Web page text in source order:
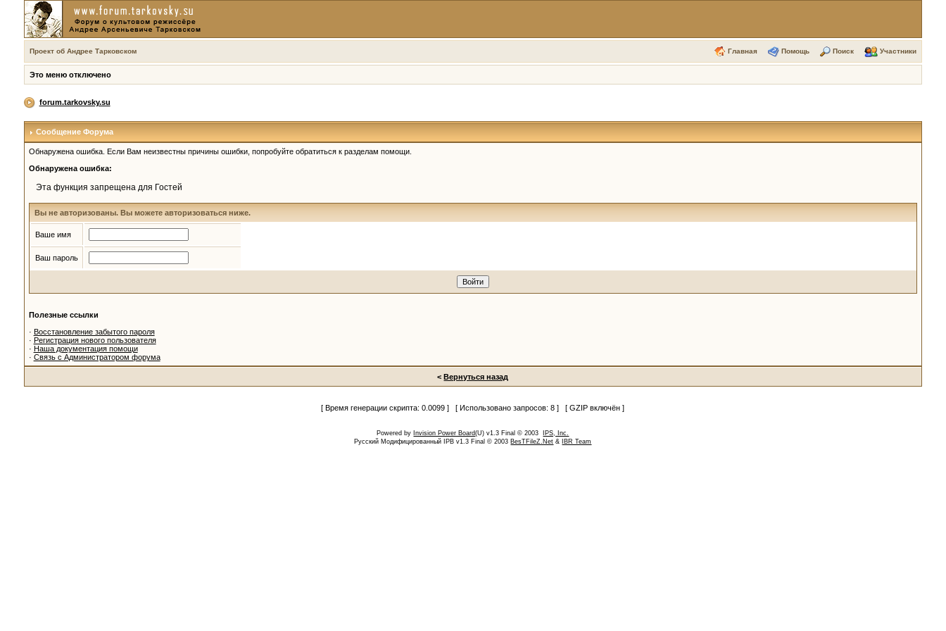
Проект об Андрее Тарковском Главная Помощь Поиск Участники
Это меню отключено
forum.tarkovsky.su
Сообщение Форума
Обнаружена ошибка. Если Вам неизвестны причины ошибки, попробуйте обратиться к разделам помощи.
Обнаружена ошибка:
Эта функция запрещена для Гостей
Вы не авторизованы. Вы можете авторизоваться ниже.
Ваше имя
Ваш пароль
Полезные ссылки
· Восстановление забытого пароля
· Регистрация нового пользователя
· Наша документация помощи
· Связь с Администратором форума
<Вернуться назад
[ Время генерации скрипта: 0.0099 ] [ Использовано запросов: 8 ] [ GZIP включён ]
Powered by Invision Power Board(U) v1.3 Final © 2003
IPS, Inc.
Русский Модифицированный IPB v1.3 Final © 2003 BesTFileZ.Net & IBR Team